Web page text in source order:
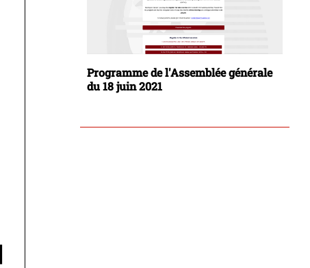
Programme de l'Assemblée générale
du 18 juin 2021